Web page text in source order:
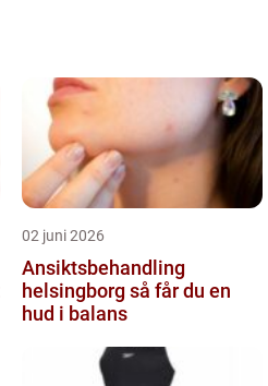
02 juni 2026
Ansiktsbehandling
helsingborg så får du en
hud i balans